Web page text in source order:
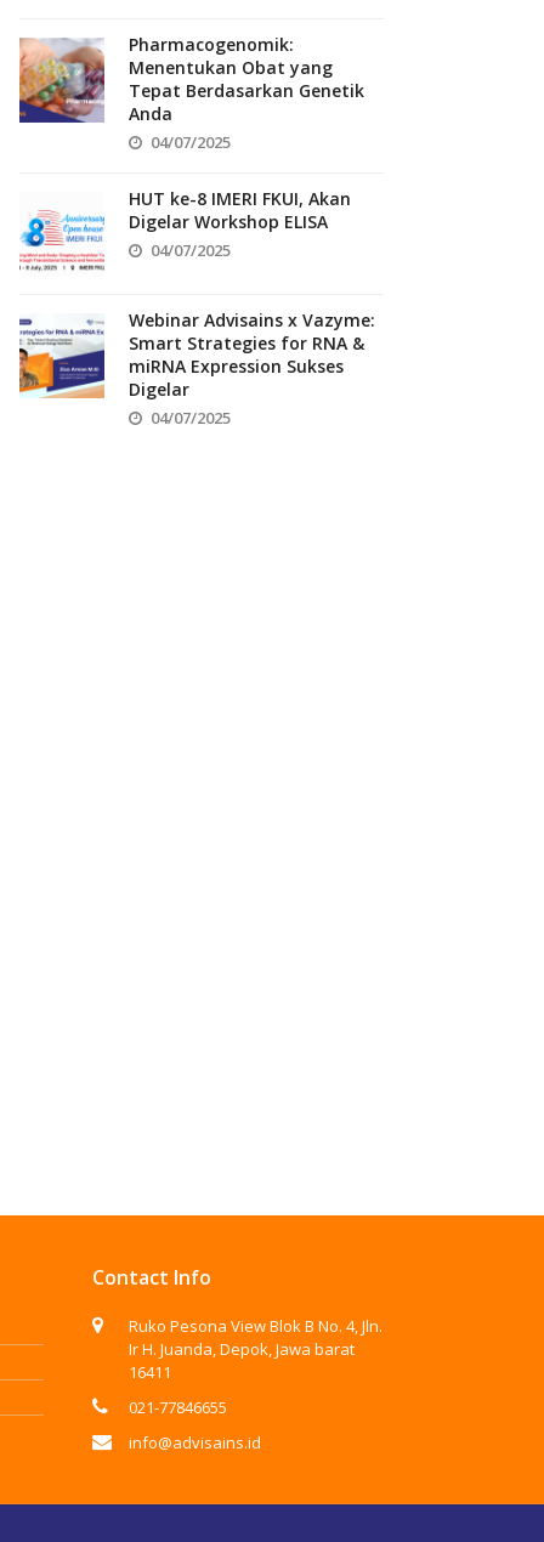
Pharmacogenomik:
Menentukan Obat yang
Tepat Berdasarkan Genetik
Anda
04/07/2025
HUT ke-8 IMERI FKUI, Akan
Digelar Workshop ELISA
04/07/2025
Webinar Advisains x Vazyme:
Smart Strategies for RNA &
miRNA Expression Sukses
Digelar
04/07/2025
Contact Info
Ruko Pesona View Blok B No. 4, Jln.
Ir H. Juanda, Depok, Jawa barat
16411
021-77846655
info@advisains.id